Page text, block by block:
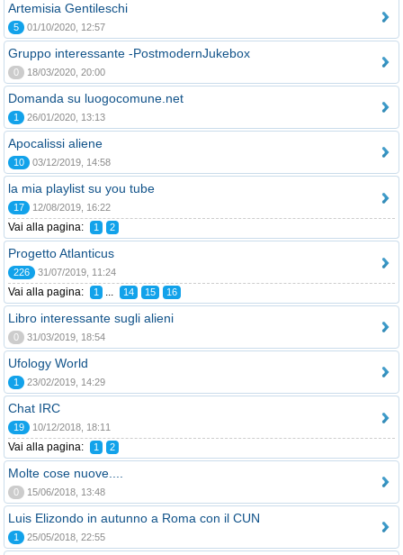
Artemisia Gentileschi
5 01/10/2020, 12:57
Gruppo interessante -PostmodernJukebox
0 18/03/2020, 20:00
Domanda su luogocomune.net
1 26/01/2020, 13:13
Apocalissi aliene
10 03/12/2019, 14:58
la mia playlist su you tube
17 12/08/2019, 16:22
Vai alla pagina: 1 2
Progetto Atlanticus
226 31/07/2019, 11:24
Vai alla pagina: 1 ... 14 15 16
Libro interessante sugli alieni
0 31/03/2019, 18:54
Ufology World
1 23/02/2019, 14:29
Chat IRC
19 10/12/2018, 18:11
Vai alla pagina: 1 2
Molte cose nuove....
0 15/06/2018, 13:48
Luis Elizondo in autunno a Roma con il CUN
1 25/05/2018, 22:55